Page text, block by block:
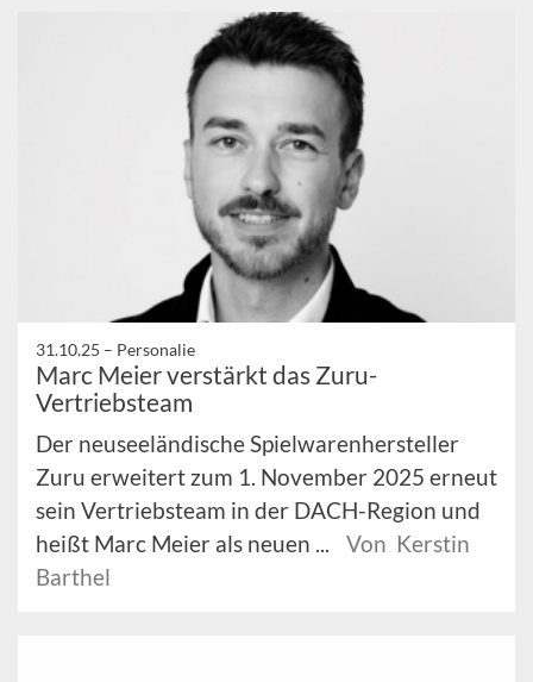
31.10.25 – Personalie
Marc Meier verstärkt das Zuru-
Vertriebsteam
Der neuseeländische Spielwarenhersteller
Zuru erweitert zum 1. November 2025 erneut
sein Vertriebsteam in der DACH-Region und
heißt Marc Meier als neuen ...
Von Kerstin
Barthel